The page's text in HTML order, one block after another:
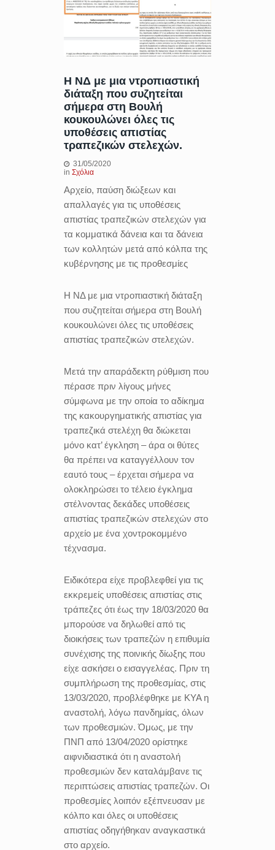
Η ΝΔ με μια ντροπιαστική
διάταξη που συζητείται
σήμερα στη Βουλή
κουκουλώνει όλες τις
υποθέσεις απιστίας
τραπεζικών στελεχών.
31/05/2020
in Σχόλια
Αρχείο, παύση διώξεων και
απαλλαγές για τις υποθέσεις
απιστίας τραπεζικών στελεχών για
τα κομματικά δάνεια και τα δάνεια
των κολλητών μετά από κόλπα της
κυβέρνησης με τις προθεσμίες
Η ΝΔ με μια ντροπιαστική διάταξη
που συζητείται σήμερα στη Βουλή
κουκουλώνει όλες τις υποθέσεις
απιστίας τραπεζικών στελεχών.
Μετά την απαράδεκτη ρύθμιση που
πέρασε πριν λίγους μήνες
σύμφωνα με την οποία το αδίκημα
της κακουργηματικής απιστίας για
τραπεζικά στελέχη θα διώκεται
μόνο κατ’ έγκληση – άρα οι θύτες
θα πρέπει να καταγγέλλουν τον
εαυτό τους – έρχεται σήμερα να
ολοκληρώσει το τέλειο έγκλημα
στέλνοντας δεκάδες υποθέσεις
απιστίας τραπεζικών στελεχών στο
αρχείο με ένα χοντροκομμένο
τέχνασμα.
Ειδικότερα είχε προβλεφθεί για τις
εκκρεμείς υποθέσεις απιστίας στις
τράπεζες ότι έως την 18/03/2020 θα
μπορούσε να δηλωθεί από τις
διοικήσεις των τραπεζών η επιθυμία
συνέχισης της ποινικής δίωξης που
είχε ασκήσει ο εισαγγελέας. Πριν τη
συμπλήρωση της προθεσμίας, στις
13/03/2020, προβλέφθηκε με ΚΥΑ η
αναστολή, λόγω πανδημίας, όλων
των προθεσμιών. Όμως, με την
ΠΝΠ από 13/04/2020 ορίστηκε
αιφνιδιαστικά ότι η αναστολή
προθεσμιών δεν καταλάμβανε τις
περιπτώσεις απιστίας τραπεζών. Οι
προθεσμίες λοιπόν εξέπνευσαν με
κόλπο και όλες οι υποθέσεις
απιστίας οδηγήθηκαν αναγκαστικά
στο αρχείο.